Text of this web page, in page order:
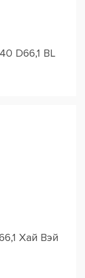
D66,1 BL
Хай Вэй